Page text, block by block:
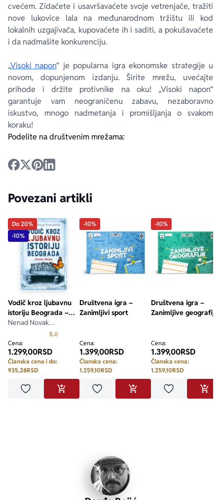
cvećem. Zidaćete i usavršavaćete svoje vetrenjače, tražiti
nove lukovice lala na međunarodnom tržištu ili kod
lokalnih uzgajivača, kupovaćete ih i saditi, a pokušavaćete
i da nadmašite konkurenciju.
„Visoki napon“ je popularna igra ekonomske strategije u
novom, dopunjenom izdanju. Širite mrežu, uvećajte
prihode i držite protivnike na oku! „Visoki napon“
garantuje vam neograničenu zabavu, nezaboravno
iskustvo, mnogo nadmetanja i promišljanja o svakom
koraku!
Podelite na društvenim mrežama:
Povezani artikli
Do 20%
-10%
Vodič kroz ljubavnu
istoriju Beograda –
knjiga druga
Nenad Novak
5.0
Cena:
1.299,00RSD
Članska cena i do:
935,28RSD
Dodaj u omiljeneDODAJ U KORPU
-10%
Društvena igra –
Zanimljivi sport
Cena:
1.399,00RSD
Članska cena:
1.259,10RSD
Dodaj u omiljeneDODAJ U KORPU
-10%
Društvena igra –
Zanimljive geografije
Cena:
1.399,00RSD
Članska cena:
1.259,10RSD
Dodaj u